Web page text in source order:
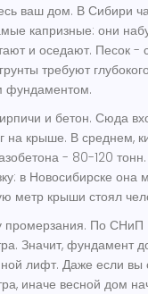
ваш дом. В Сибири
капризные: они
и оседают. Песок
требуют
фундаментом.
и бетон. Сюда
на крыше. В среднем,
- 80-120
в Новосибирске она
метр крыши стоял
По СНиП
Значит, фундамент
лифт. Даже если вы
иначе весной дом